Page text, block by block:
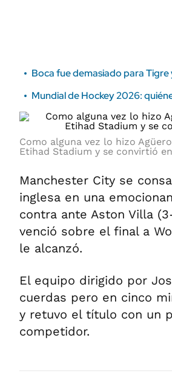
Boca fue demasiado para
Mundial de Hockey 2026:
Como alguna vez lo hizo
Etihad Stadium y se convirtió
Manchester City se
inglesa en una
contra ante Aston Villa
venció sobre el final a
le alcanzó.
El equipo dirigido por
cuerdas pero en cinco
y retuvo el título con un
competidor.